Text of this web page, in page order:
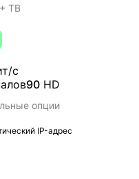
ТВ
с
90 HD
опции
IP-адрес